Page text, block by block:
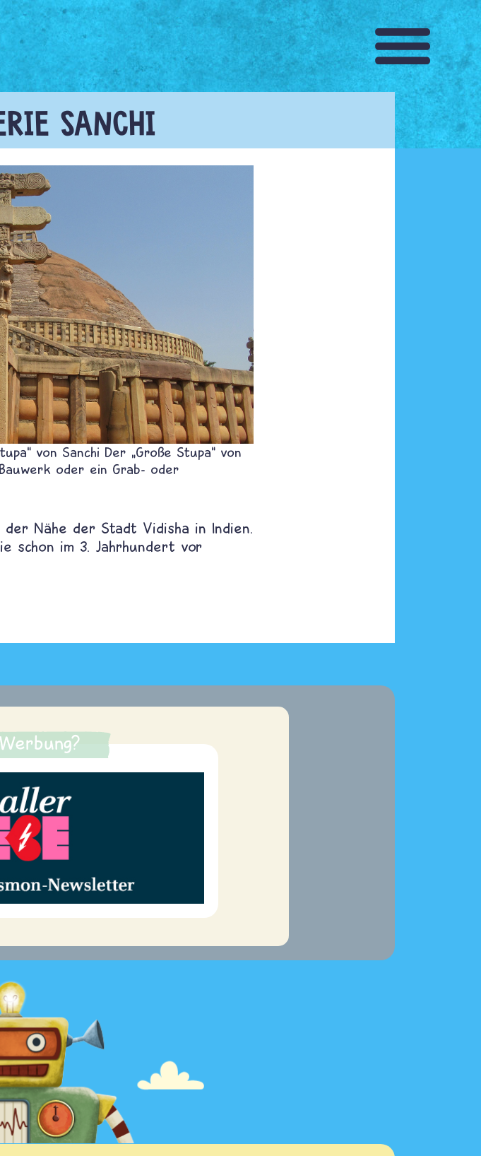
SANCHI
von Sanchi Der „Große Stupa“ von
oder ein Grab- oder
Nähe der Stadt Vidisha in Indien.
schon im 3. Jahrhundert vor